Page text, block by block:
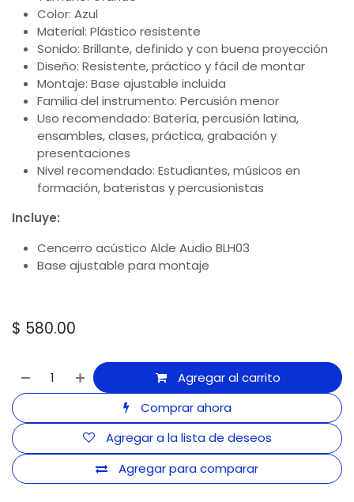
Color: Azul
Material: Plástico resistente
Sonido: Brillante, definido y con buena proyección
Diseño: Resistente, práctico y fácil de montar
Montaje: Base ajustable incluida
Familia del instrumento: Percusión menor
Uso recomendado: Batería, percusión latina,
ensambles, clases, práctica, grabación y
presentaciones
Nivel recomendado: Estudiantes, músicos en
formación, bateristas y percusionistas
Incluye:
Cencerro acústico Alde Audio BLH03
Base ajustable para montaje
$ 580.00
Agregar al carrito
Comprar ahora
Agregar para comparar
Agregar a la lista de deseos